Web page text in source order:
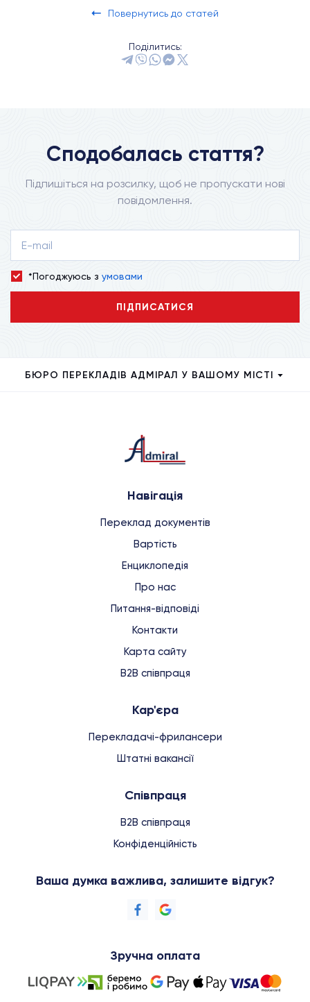
Повернутись до статей
Поділитись:
Сподобалась стаття?
Підпишіться на розсилку, щоб не пропускати нові
повідомлення.
*Погоджуюсь з умовами
ПІДПИСАТИСЯ
БЮРО ПЕРЕКЛАДІВ АДМІРАЛ У ВАШОМУ МІСТІ
Навігація
Переклад документів
Вартість
Енциклопедія
Про нас
Питання-відповіді
Контакти
Карта сайту
B2B співпраця
Кар'єра
Перекладачі-фрилансери
Штатні вакансії
Співпраця
B2B співпраця
Конфіденційність
Ваша думка важлива, залишите відгук?
Зручна оплата